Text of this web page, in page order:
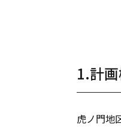
1.計
虎ノ門地